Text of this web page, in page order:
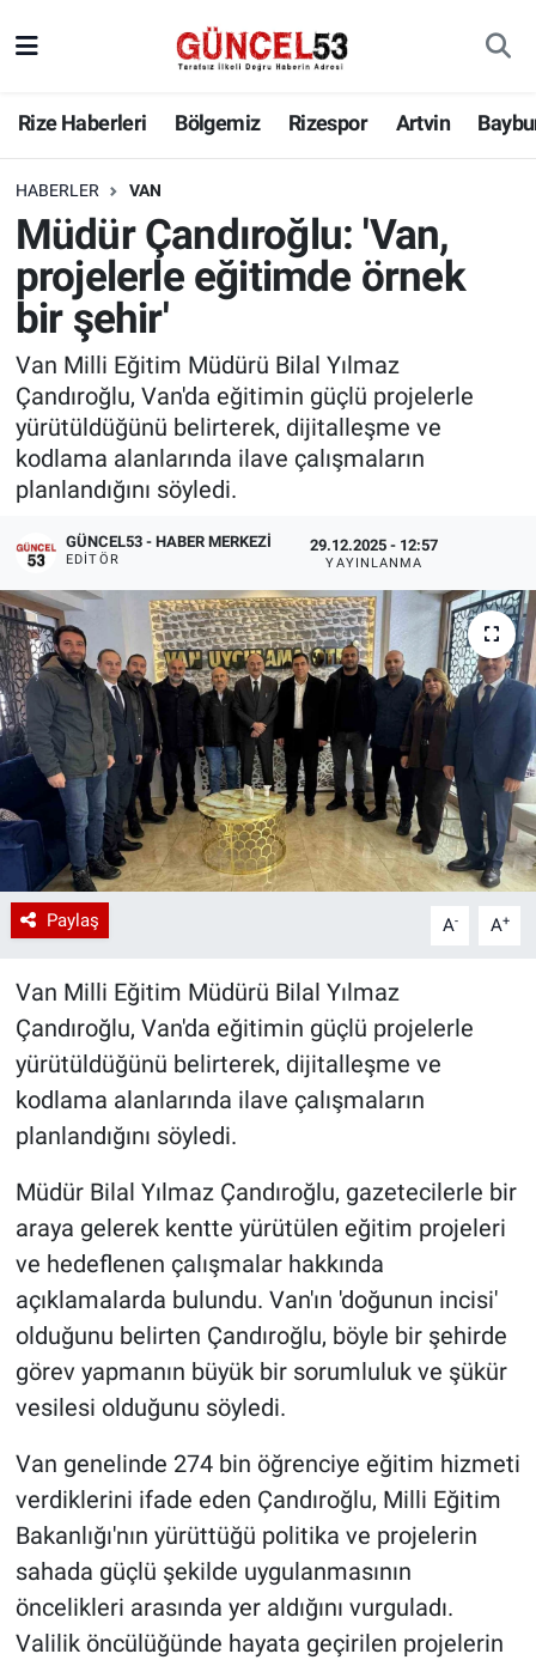
Rize Haberleri Bölgemiz Rizespor Artvin
HABERLER VAN
Müdür Çandıroğlu: 'Van,
projelerle eğitimde örnek
bir şehir'
Van Milli Eğitim Müdürü Bilal Yılmaz
Çandıroğlu, Van'da eğitimin güçlü projelerle
yürütüldüğünü belirterek, dijitalleşme ve
kodlama alanlarında ilave çalışmaların
planlandığını söyledi.
GÜNCEL53 - HABER MERKEZI
EDITÖR
29.12.2025 - 12:57
YAYINLANMA
Paylaş A- A+
Van Milli Eğitim Müdürü Bilal Yılmaz
Çandıroğlu, Van'da eğitimin güçlü projelerle
yürütüldüğünü belirterek, dijitalleşme ve
kodlama alanlarında ilave çalışmaların
planlandığını söyledi.
Müdür Bilal Yılmaz Çandıroğlu, gazetecilerle bir
araya gelerek kentte yürütülen eğitim projeleri
ve hedeflenen çalışmalar hakkında
açıklamalarda bulundu. Van'ın 'doğunun incisi'
olduğunu belirten Çandıroğlu, böyle bir şehirde
görev yapmanın büyük bir sorumluluk ve şükür
vesilesi olduğunu söyledi.
Van genelinde 274 bin öğrenciye eğitim hizmeti
verdiklerini ifade eden Çandıroğlu, Milli Eğitim
Bakanlığı'nın yürüttüğü politika ve projelerin
sahada güçlü şekilde uygulanmasının
öncelikleri arasında yer aldığını vurguladı.
Valilik öncülüğünde hayata geçirilen projelerin